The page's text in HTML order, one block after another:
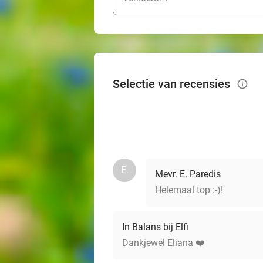
Selectie van recensies info_outlined
E.
Mevr. E. Paredis
Helemaal top :-)!
In Balans bij Elfi
Dankjewel Eliana ❤️